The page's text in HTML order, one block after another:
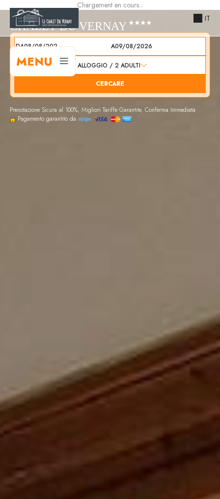
Chargement en cours...
IT
MENU
CHALET DU VERNAY
DA A
ALLOGGIO / 2 ADULTI
CERCARE
Prenotazione Sicura al 100%, Migliori Tariffe Garantite, Conferma Immediata
Pagamento garantito da